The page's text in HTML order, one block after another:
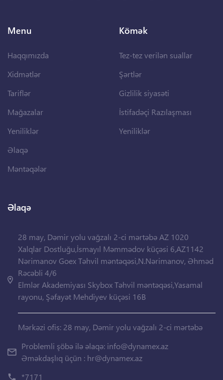
Menu
Haqqımızda
Xidmətlər
Tariflər
Mağazalar
Yeniliklər
Əlaqə
Məntəqələr
Kömək
Tez-tez verilən suallar
Şərtlər
Gizlilik siyasəti
İstifadəçi Razılaşması
Yeniliklər
Əlaqə
28 may, Dəmir yolu vağzalı 2-ci mərtəbə AZ 1020
Xalqlar Dostluğu,İsmayıl Məmmədov küçəsi 6,AZ1142
Nərimanov Goex Təhvil məntəqəsi,N.Nərimanov, Əhməd
Rəcəbli 4/6
Elmlər Akademiyası Skybox Təhvil məntəqəsi,Yasamal
rayonu, Şəfayət Mehdiyev küçəsi 16B
Mərkəzi ofis: 28 may, Dəmir yolu vağzalı 2-ci mərtəbə
Problemli şöbə ilə əlaqə: info@dynamex.az
Əməkdaşlıq üçün : hr@dynamex.az
*7171